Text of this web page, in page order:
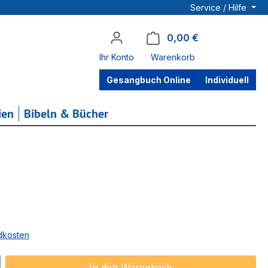
Service / Hilfe
Ihr Konto
0,00 €
Warenkorb
Gesangbuch Online Individuell
Bibeln & Bücher